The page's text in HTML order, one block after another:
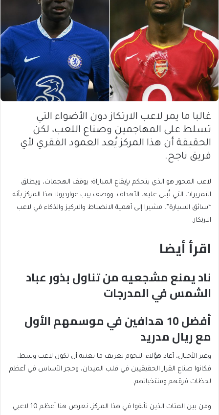
غالبا ما يمر لاعب الارتكاز دون الأضواء التي
تسلط على المهاجمين وصناع اللعب، لكن
الحقيقة أن هذا المركز يُعد العمود الفقري لأي
فريق ناجح.
لاعب المحور هو الذي يتحكم بإيقاع المباراة؛ يوقف الهجمات، ويطلق
التمريرات التي تُبنى عليها الأهداف. ووصف بيب غوارديولا هذا المركز بأنه
“سائق السيارة”، مشيرا إلى أهمية الانضباط والتركيز والذكاء في لاعب
الارتكاز.
اقرأ أيضا
of
list
1
2
ناد يمنع مشجعيه من تناول بذور عباد
الشمس في المدرجات
list
2
أفضل 10 هدافين في موسمهم الأول
مع ريال مدريد
end
of
list
وعبر الأجيال، أعاد هؤلاء النجوم تعريف ما يعنيه أن تكون لاعب وسط،
فكانوا صناع القرار الحقيقيين في قلب الميدان، وحجر الأساس في أعظم
لحظات فرقهم ومنتخباتهم.
ومن بين المئات الذين تألقوا في هذا المركز، نعرض هنا أعظم 10 لاعبي